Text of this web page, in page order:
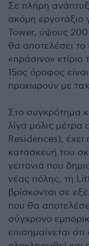
Σε πλήρη
ακόμη εργοτάξιο
Tower, ύψους
θα αποτελέσει
«πράσινο»
15ος όροφος
προχωρούν με
Στο συγκρότημα
λίγα μόλις
Residences),
κατασκευή του
γειτονιά που
νέας πόλης, τη
βρίσκονται σε
που θα
σύγχρονο
επισημαίνεται